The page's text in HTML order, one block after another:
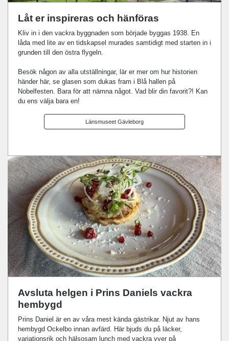
Låt er inspireras och hänföras
Kliv in i den vackra byggnaden som började byggas 1938. En
låda med lite av en tidskapsel murades samtidigt med starten in i
grunden till den östra flygeln.
Besök någon av alla utställningar, lär er mer om hur historien
händer här, se glasen som dukas fram i Blå hallen på
Nobelfesten. Bara för att nämna något. Vad blir din favorit?! Kan
du ens välja bara en!
Länsmuseet Gävleborg
Avsluta helgen i Prins Daniels vackra
hembygd
Prins Daniel är en av våra mest kända gästrikar. Njut av hans
hembygd Ockelbo innan avfärd. Här bjuds du på läcker,
variationsrik och hälsosam lunch med vackra vyer på